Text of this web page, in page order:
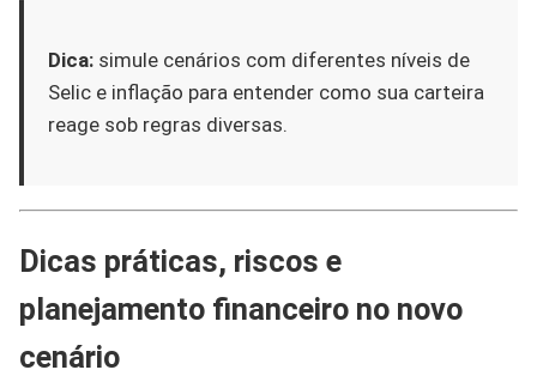
Dica: simule cenários com diferentes níveis de
Selic e inflação para entender como sua carteira
reage sob regras diversas.
Dicas práticas, riscos e
planejamento financeiro no novo
cenário